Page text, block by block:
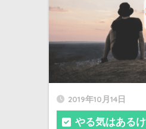
2019年10月14日
やる気はある